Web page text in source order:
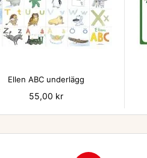

Ellen ABC underlägg
Pris
55,00 kr